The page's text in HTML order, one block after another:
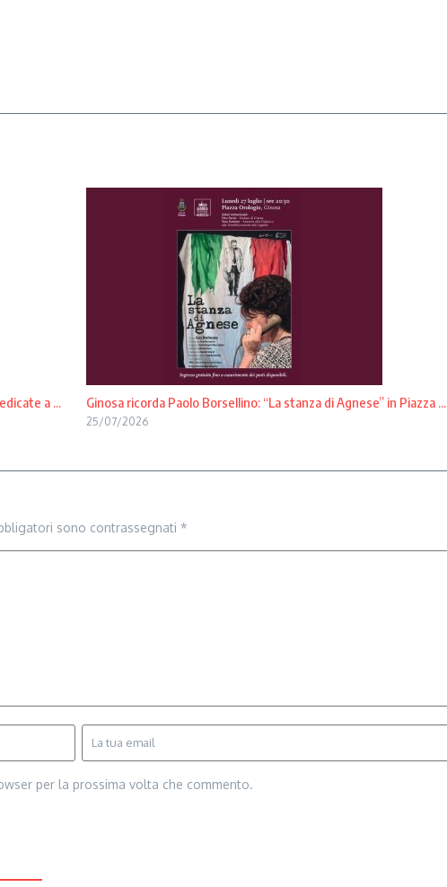
a ... Ginosa ricorda Paolo Borsellino: “La stanza di Agnese” in Piazza ...
25/07/2026
sono contrassegnati *
per la prossima volta che commento.